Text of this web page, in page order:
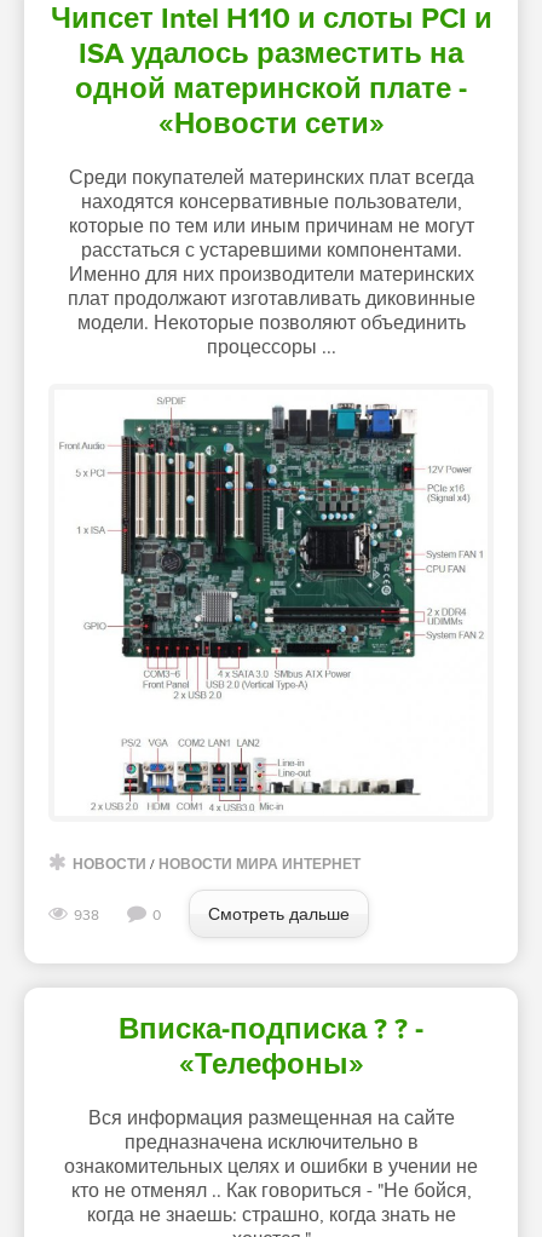
Чипсет Intel H110 и слоты PCI и
ISA удалось разместить на
одной материнской плате -
«Новости сети»
Среди покупателей материнских плат всегда
находятся консервативные пользователи,
которые по тем или иным причинам не могут
расстаться с устаревшими компонентами.
Именно для них производители материнских
плат продолжают изготавливать диковинные
модели. Некоторые позволяют объединить
процессоры ...
НОВОСТИ / НОВОСТИ МИРА ИНТЕРНЕТ
938 0 Смотреть дальше
Вписка-подписка ? ? -
«Телефоны»
Вся информация размещенная на сайте
предназначена исключительно в
ознакомительных целях и ошибки в учении не
кто не отменял .. Как говориться - "Не бойся,
когда не знаешь: страшно, когда знать не